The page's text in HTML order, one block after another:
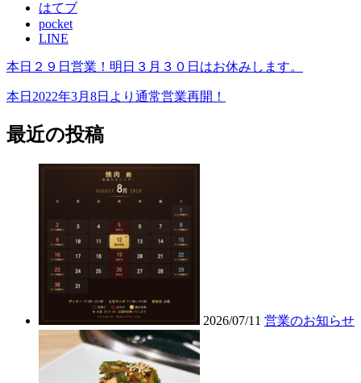
はてブ
pocket
LINE
本日２９日営業！明日３月３０日はお休みします。
本日2022年3月8日より通常営業再開！
最近の投稿
2026/07/11 営業のお知らせ